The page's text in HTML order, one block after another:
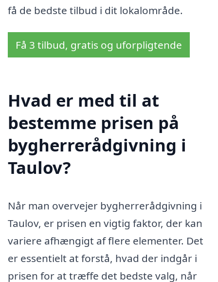
få de bedste tilbud i dit lokalområde.
Få 3 tilbud, gratis og uforpligtende
Hvad er med til at
bestemme prisen på
bygherrerådgivning i
Taulov?
Når man overvejer bygherrerådgivning i
Taulov, er prisen en vigtig faktor, der kan
variere afhængigt af flere elementer. Det
er essentielt at forstå, hvad der indgår i
prisen for at træffe det bedste valg, når